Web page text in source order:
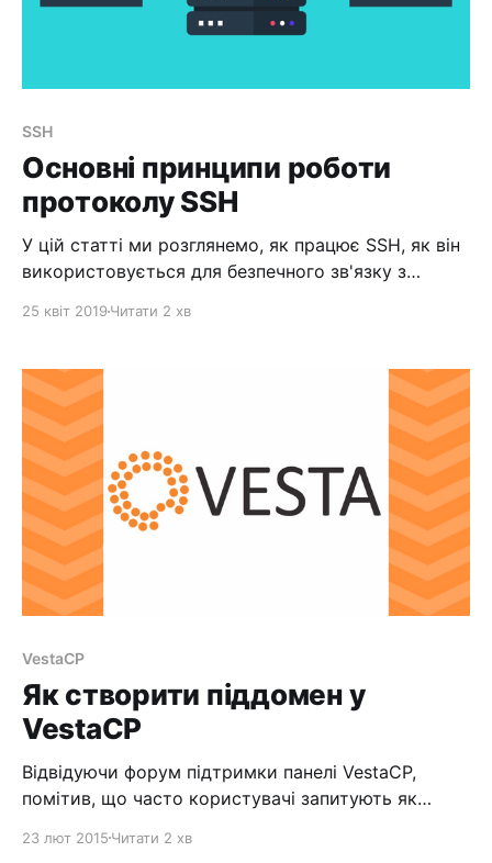
SSH
Основні принципи роботи
протоколу SSH
У цій статті ми розглянемо, як працює SSH, як він
використовується для безпечного зв'язку з
(безпечна оболонка). Це протокол, який
найчастіше використовують для управління
віддаленими комп&
25 квіт 2019 Читати 2 хв
VestaCP
Як створити піддомен у
VestaCP
Відвідуючи форум підтримки панелі VestaCP,
помітив, що часто користувачі запитують як
просто. Для початку потрібно зайти в саму
23 лют 2015 Читати 2 хв